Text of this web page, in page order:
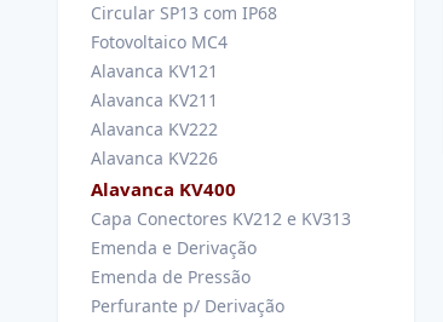
Circular SP13 com IP68
Fotovoltaico MC4
Alavanca KV121
Alavanca KV211
Alavanca KV222
Alavanca KV226
Alavanca KV400
Capa Conectores KV212 e KV313
Emenda e Derivação
Emenda de Pressão
Perfurante p/ Derivação